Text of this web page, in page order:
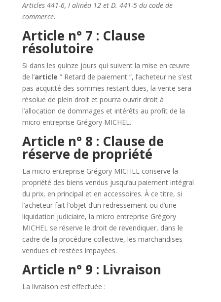
Articles 441-6, I alinéa 12 et D. 441-5 du code de
commerce.
Article n° 7 : Clause
résolutoire
Si dans les quinze jours qui suivent la mise en œuvre
de l’article ” Retard de paiement “, l’acheteur ne s’est
pas acquitté des sommes restant dues, la vente sera
résolue de plein droit et pourra ouvrir droit à
l’allocation de dommages et intérêts au profit de la
micro entreprise Grégory MICHEL.
Article n° 8 : Clause de
réserve de propriété
La micro entreprise Grégory MICHEL conserve la
propriété des biens vendus jusqu’au paiement intégral
du prix, en principal et en accessoires. À ce titre, si
l’acheteur fait l’objet d’un redressement ou d’une
liquidation judiciaire, la micro entreprise Grégory
MICHEL se réserve le droit de revendiquer, dans le
cadre de la procédure collective, les marchandises
vendues et restées impayées.
Article n° 9 : Livraison
La livraison est effectuée :